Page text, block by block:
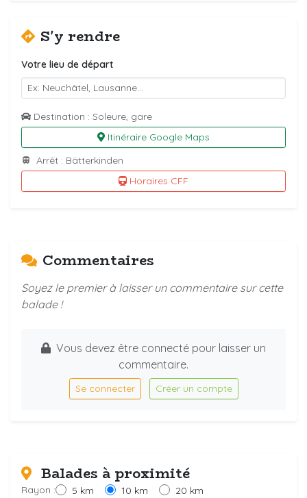
S'y rendre
Votre lieu de départ
Destination : Soleure, gare
Itinéraire Google Maps
Arrêt : Bätterkinden
Horaires CFF
Commentaires
Soyez le premier à laisser un commentaire sur cette
balade !
Vous devez être connecté pour laisser un
commentaire.
Se connecter Créer un compte
Balades à proximité
Rayon : 5 km 10 km 20 km